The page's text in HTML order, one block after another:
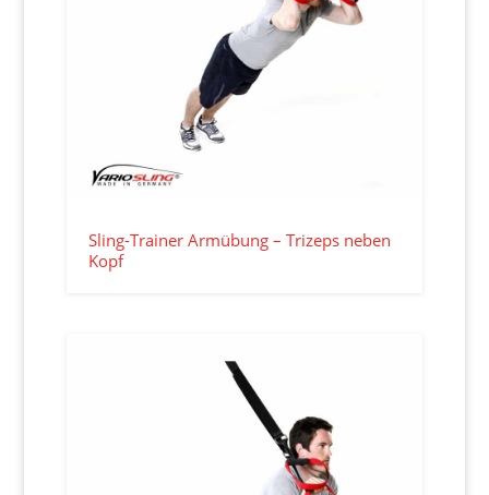
Sling-Trainer Armübung – Trizeps neben
Kopf